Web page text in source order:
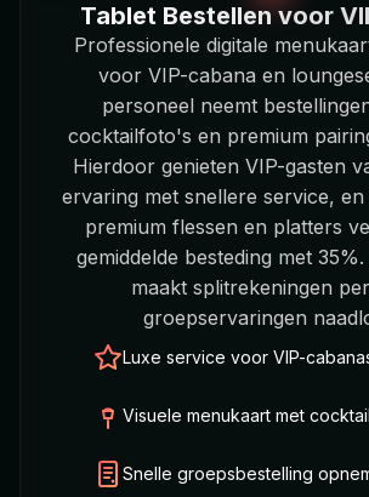
Tablet Bestellen voor
Professionele digitale
voor VIP-cabana en
personeel neemt
cocktailfoto's en premium
Hierdoor genieten VIP-gasten
ervaring met snellere service,
premium flessen en platters
gemiddelde besteding met
maakt splitrekeningen
groepservaringen
Luxe service voor VIP-
Visuele menukaart met
Snelle groepsbestelling